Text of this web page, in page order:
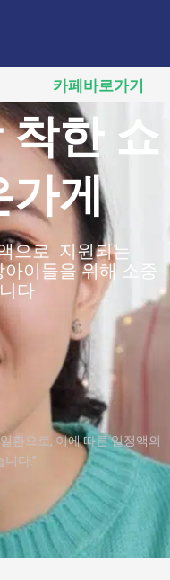
카페바로가기
한 쇼
가게
으로 지원되는
이들을 위해 소중
다
환으로, 이에 따른 일정액의
다.”